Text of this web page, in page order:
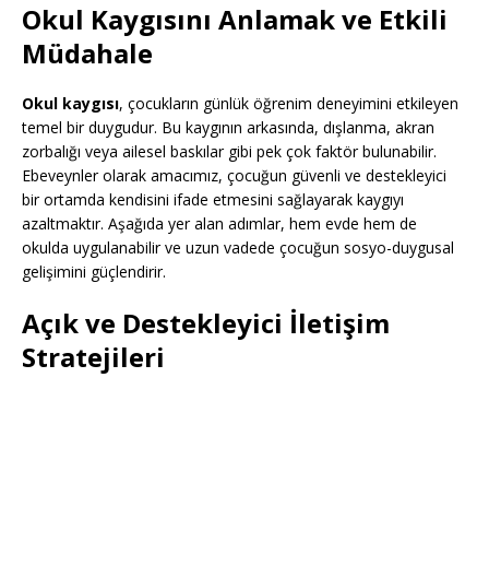
Okul Kaygısını Anlamak ve Etkili
Müdahale
Okul kaygısı, çocukların günlük öğrenim deneyimini etkileyen
temel bir duygudur. Bu kaygının arkasında, dışlanma, akran
zorbalığı veya ailesel baskılar gibi pek çok faktör bulunabilir.
Ebeveynler olarak amacımız, çocuğun güvenli ve destekleyici
bir ortamda kendisini ifade etmesini sağlayarak kaygıyı
azaltmaktır. Aşağıda yer alan adımlar, hem evde hem de
okulda uygulanabilir ve uzun vadede çocuğun sosyo-duygusal
gelişimini güçlendirir.
Açık ve Destekleyici İletişim
Stratejileri